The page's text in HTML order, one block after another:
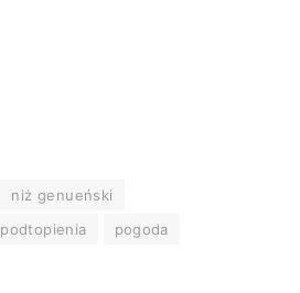
niż genueński
podtopienia
pogoda